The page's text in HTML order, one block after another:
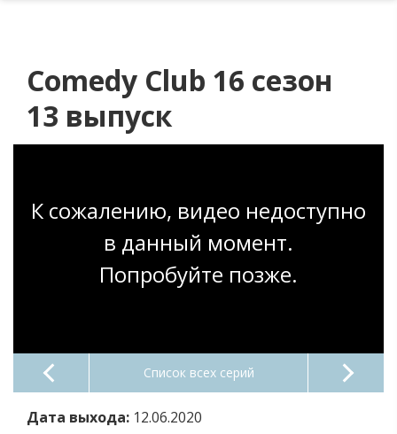
Comedy Club 16 сезон
13 выпуск
К сожалению, видео недоступно
в данный момент.
Попробуйте позже.
Список всех серий
Дата выхода: 12.06.2020